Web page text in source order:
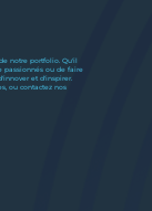
notre portfolio. Qu'il
passionnés ou de faire
et d'inspirer.
ou contactez nos